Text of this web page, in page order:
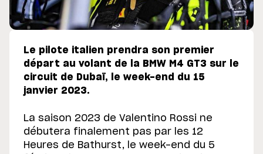
Le pilote italien prendra son premier
départ au volant de la BMW M4 GT3 sur le
circuit de Dubaï, le week-end du 15
janvier 2023.
La saison 2023 de Valentino Rossi ne
débutera finalement pas par les 12
Heures de Bathurst, le week-end du 5